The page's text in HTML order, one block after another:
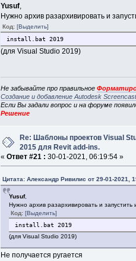
Yusuf,
Нужно архив разархивировать и
Код: [Выделить]
install.bat 2019
(для Visual Studio 2019)
Не забывайте про правильное
Создание и добавление Autodesk
Если Вы задали вопрос и на форуме
Решение
Re: Шаблоны проектов Visual
2015 для Revit add-ins.
« Ответ #21 : 30-01-2021, 06:19:54 »
Цитата: Александр Ривилис от 29-01-2021,
Yusuf,
Нужно архив разархивировать и запустить
Код: [Выделить]
install.bat 2019
(для Visual Studio 2019)
Не получается ругается